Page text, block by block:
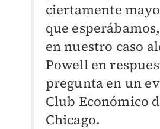
ciertamente
que
en nuestro caso
Powell en
pregunta en un
Club Económico
Chicago.